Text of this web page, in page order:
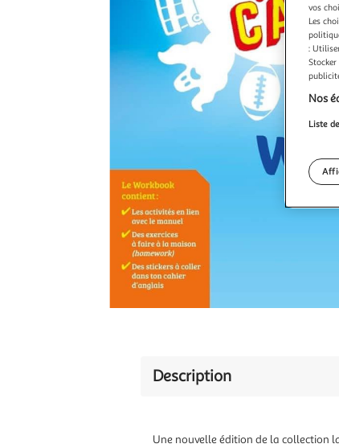
Description
Une nouvelle édition de la collection
vos
Les
:
Nos
Liste